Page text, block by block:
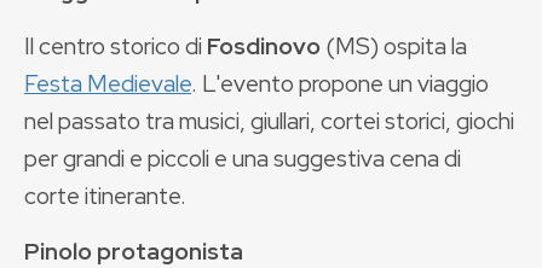
Il centro storico di Fosdinovo(MS) ospita la
Festa Medievale. L'evento propone un viaggio
nel passato tra musici, giullari, cortei storici, giochi
per grandi e piccoli e una suggestiva cena di
corte itinerante.
Pinolo protagonista